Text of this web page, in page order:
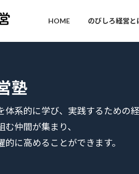
HOME のびしろ経営と
塾
系的に学び、実践するための経
仲間が集まり、
に高めることができます。